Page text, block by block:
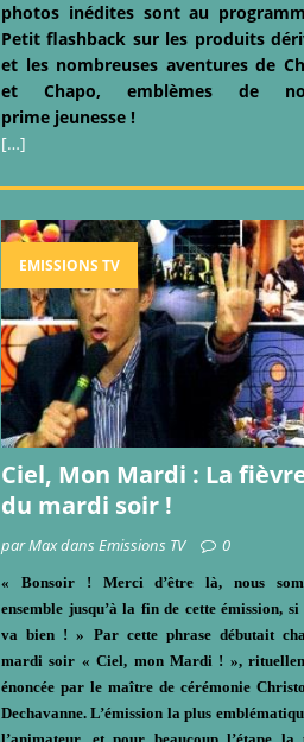
photos inédites sont au
Petit flashback sur les produits
et les nombreuses aventures de
et Chapo, emblèmes de
prime jeunesse !
[…]
EMISSIONS TV
Ciel, Mon Mardi : La
du mardi soir !
par Max dans Emissions TV 0
« Bonsoir ! Merci d’être là, nous
ensemble jusqu’à la fin de cette émission, si
va bien ! » Par cette phrase débutait
mardi soir « Ciel, mon Mardi ! »,
énoncée par le maître de cérémonie
Dechavanne. L’émission la plus